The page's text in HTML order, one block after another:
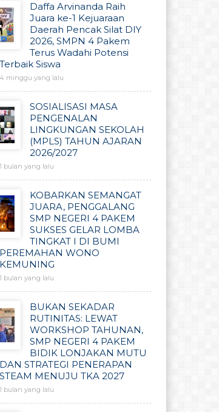
Daffa Arvinanda Raih
Juara ke-1 Kejuaraan
Daerah Pencak Silat DIY
2026, SMPN 4 Pakem
Terus Wadahi Potensi
Terbaik Siswa
4 minggu yang lalu
SOSIALISASI MASA
PENGENALAN
LINGKUNGAN SEKOLAH
(MPLS) TAHUN AJARAN
2026/2027
1 bulan yang lalu
KOBARKAN SEMANGAT
JUARA, PENGGALANG
SMP NEGERI 4 PAKEM
SUKSES GELAR LOMBA
TINGKAT I DI BUMI
PEREMAHAN WONO
KEMUNING
1 bulan yang lalu
BUKAN SEKADAR
RUTINITAS: LEWAT
WORKSHOP TAHUNAN,
SMP NEGERI 4 PAKEM
BIDIK LONJAKAN MUTU
DAN STRATEGI PENERAPAN
STEAM MENUJU TKA 2027
1 bulan yang lalu